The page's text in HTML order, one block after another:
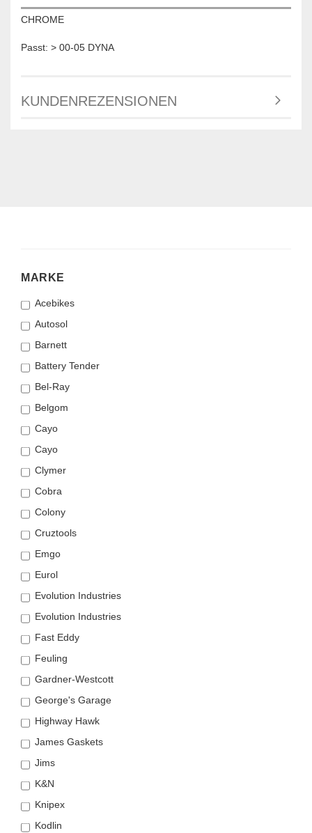
CHROME
Passt: > 00-05 DYNA
KUNDENREZENSIONEN
MARKE
MARKE
Acebikes
Autosol
Barnett
Battery Tender
Bel-Ray
Belgom
Cayo
Cayo
Clymer
Cobra
Colony
Cruztools
Emgo
Eurol
Evolution Industries
Evolution Industries
Fast Eddy
Feuling
Gardner-Westcott
George's Garage
Highway Hawk
James Gaskets
Jims
K&N
Knipex
Kodlin